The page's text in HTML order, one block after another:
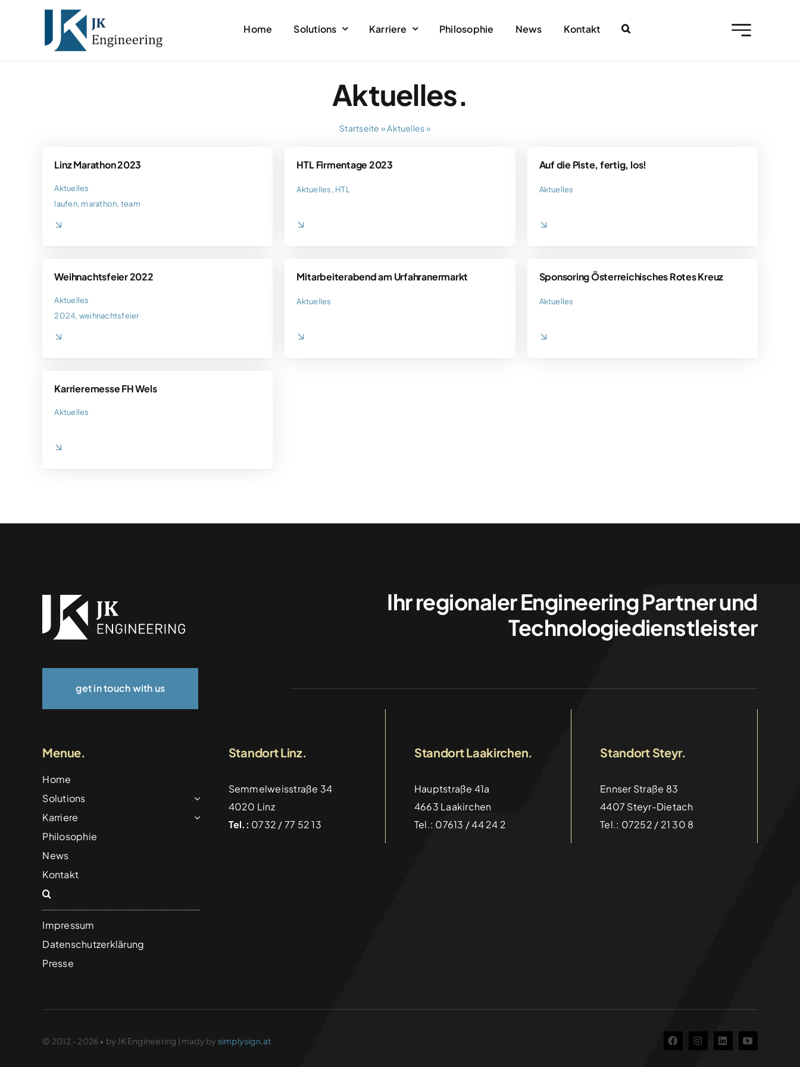
Home Solutions Karriere Philosophie News Kontakt
Aktuelles.
Startseite »Aktuelles»
Linz Marathon 2023
Aktuelles
laufen, marathon, team
HTL Firmentage 2023
Aktuelles, HTL
Auf die Piste, fertig, los!
Aktuelles
Weihnachtsfeier 2022
Aktuelles
2024, weihnachtsfeier
Mitarbeiterabend am Urfahranermarkt
Aktuelles
Sponsoring Österreichisches Rotes Kreuz
Aktuelles
Karrieremesse FH Wels
Aktuelles
Ihr regionaler Engineering Partner und
Technologiedienstleister
get in touch with us
Menue.
Home
Solutions
Karriere
Philosophie
News
Kontakt
Impressum
Datenschutzerklärung
Presse
Standort Linz.
Semmelweisstraße 34
4020 Linz
Tel.: 0732 / 77 52 13
Standort Laakirchen.
Hauptstraße 41a
4663 Laakirchen
Tel.: 07613 / 44 24 2
Standort Steyr.
Ennser Straße 83
4407 Steyr-Dietach
Tel.: 07252 / 21 30 8
© 2012 - 2026 • by JK Engineering | mady by simplysign.at
Skiwochenende 2025